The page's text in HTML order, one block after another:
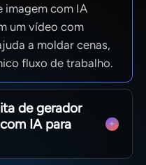
imagem com IA
um vídeo com
a moldar cenas,
fluxo de trabalho.
de gerador
IA para